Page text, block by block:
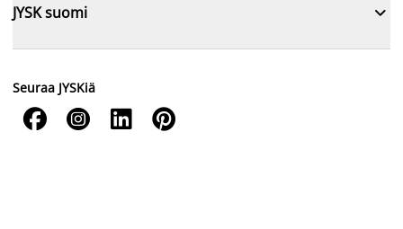
JYSK suomi 
Seuraa JYSKiä
   